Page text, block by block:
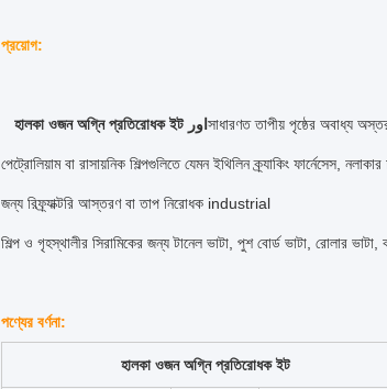
প্রয়োগ:
হালকা ওজন অগ্নি প্রতিরোধক ইট اور সাধারণত তাপীয় পৃষ্ঠের অবাধ্য
পেট্রোলিয়াম বা রাসায়নিক শিল্পগুলিতে যেমন ইথিলিন ক্র্যাকিং ফার্নেসেস,
জন্য রিফ্র্যাক্টরি আস্তরণ বা তাপ নিরোধক industrial
শিল্প ও গৃহস্থালীর সিরামিকের জন্য টানেল ভাটা, পুশ বোর্ড ভাটা, রোলার ভাটা,
পণ্যের বর্ণনা:
হালকা ওজন অগ্নি প্রতিরোধক ইট